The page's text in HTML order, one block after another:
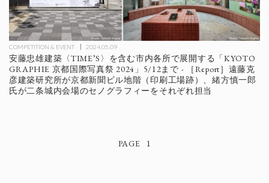
COMPETITION & EVENT 2024.05.09
安藤忠雄建築〈TIME’S〉を含む市内各所で展開する「KYOTO
GRAPHIE 京都国際写真祭 2024」5/12まで - ［Report］遠藤克
彦建築研究所が京都新聞ビル地階（印刷工場跡）、緒方慎一郎
氏が二条城内会場のセノグラフィーをそれぞれ担当
1